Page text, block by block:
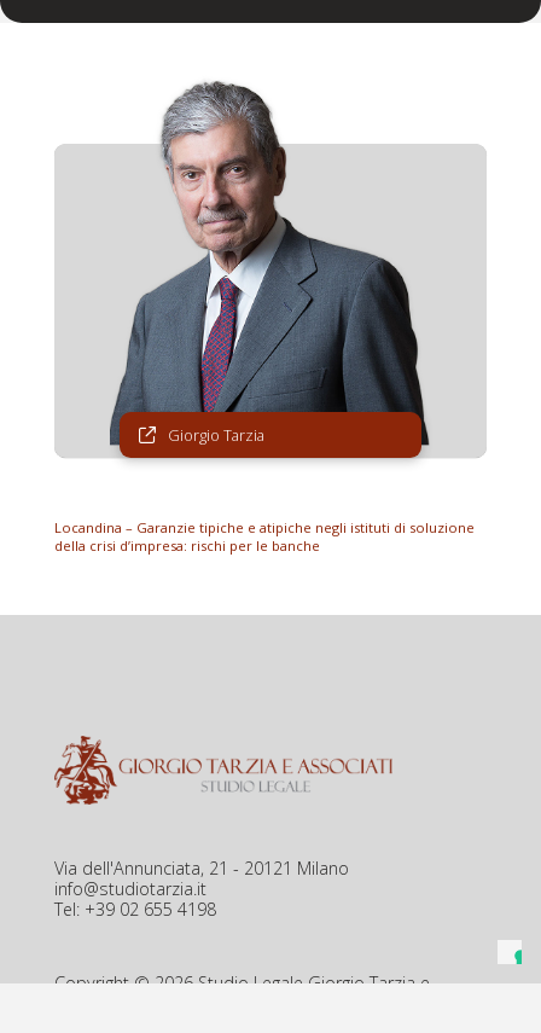
Giorgio Tarzia
Locandina – Garanzie tipiche e atipiche negli istituti di soluzione
della crisi d’impresa: rischi per le banche
Via dell'Annunciata, 21 - 20121 Milano
info@studiotarzia.it
Tel: +39 02 655 4198
Copyright © 2026 Studio Legale Giorgio Tarzia e